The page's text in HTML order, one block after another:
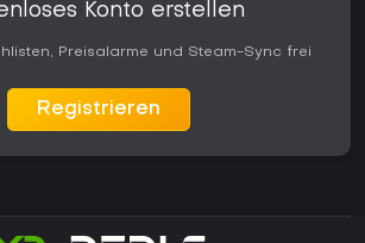
Konto erstellen
Preisalarme und Steam-Sync frei
Registrieren